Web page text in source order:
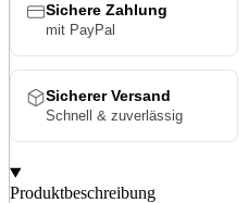
Sichere Zahlung
mit PayPal
Sicherer Versand
Schnell & zuverlässig
Produktbeschreibung